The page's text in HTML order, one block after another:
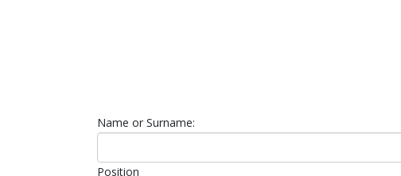
Name or Surname:
Position